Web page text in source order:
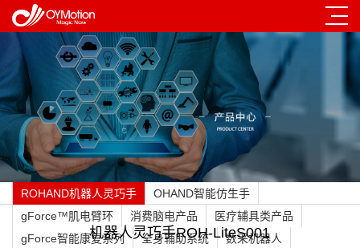
ROHAND机器人灵巧手
OHAND智能仿生手
gForce™肌电臂环
消费脑电产品
医疗辅具类产品
gForce智能康复系列
全身辅助系统 数采机器人
机器人灵巧手ROH-LiteS001